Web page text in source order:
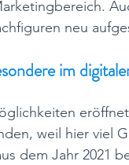
neu
im
weil hier viel
dem Jahr 2021